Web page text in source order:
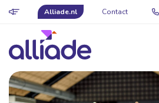
Alliade.nl Contact